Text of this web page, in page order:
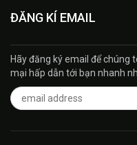
ĐĂNG KÍ EMAIL
Hãy đăng ký email để chúng
mại hấp dẫn tới bạn nhanh